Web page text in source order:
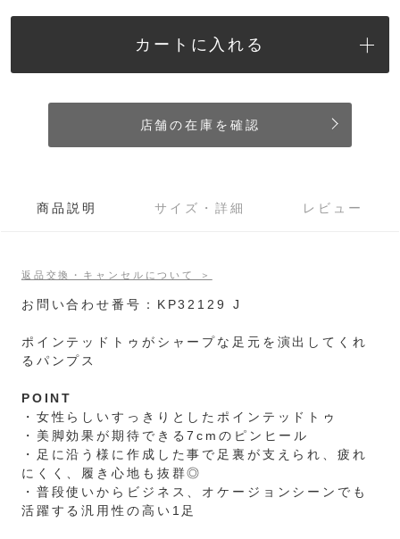
カートに入れる
店舗の在庫を確認
商品説明 サイズ・詳細 レビュー
返品交換・キャンセルについて ＞
お問い合わせ番号：KP32129 J
ポインテッドトゥがシャープな足元を演出してくれ
るパンプス
POINT
・女性らしいすっきりとしたポインテッドトゥ
・美脚効果が期待できる7cmのピンヒール
・足に沿う様に作成した事で足裏が支えられ、疲れ
にくく、履き心地も抜群◎
・普段使いからビジネス、オケージョンシーンでも
活躍する汎用性の高い1足